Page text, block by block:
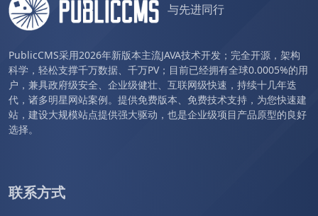
与先进同行
PublicCMS采用2026年新版本主流JAVA技术开发；完全开源，架构
科学，轻松支撑千万数据、千万PV；目前已经拥有全球0.0005%的用
户，兼具政府级安全、企业级健壮、互联网级快速，持续十几年迭
代，诸多明星网站案例。提供免费版本、免费技术支持，为您快速建
站，建设大规模站点提供强大驱动，也是企业级项目产品原型的良好
选择。
联系方式